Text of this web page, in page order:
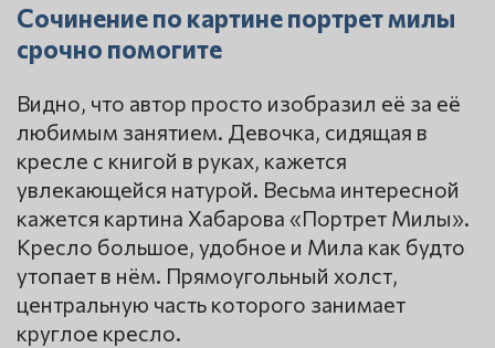
Сочинение по картине портрет милы
срочно помогите
Видно, что автор просто изобразил её за её
любимым занятием. Девочка, сидящая в
кресле с книгой в руках, кажется
увлекающейся натурой. Весьма интересной
кажется картина Хабарова «Портрет Милы».
Кресло большое, удобное и Мила как будто
утопает в нём. Прямоугольный холст,
центральную часть которого занимает
круглое кресло.